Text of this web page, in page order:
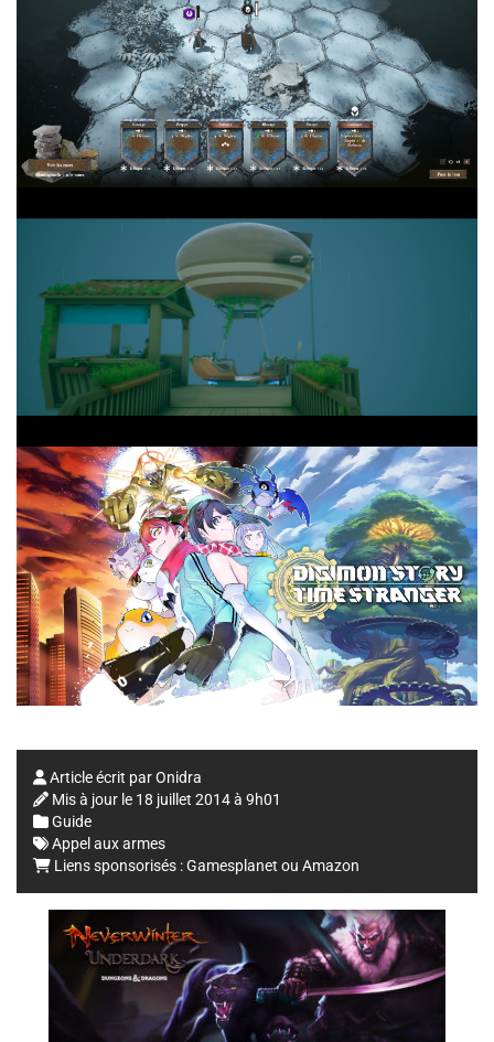
Article écrit parOnidra
Mis à jour le 18 juillet 2014 à 9h01
Guide
Appel aux armes
Liens sponsorisés :Gamesplanet ou Amazon